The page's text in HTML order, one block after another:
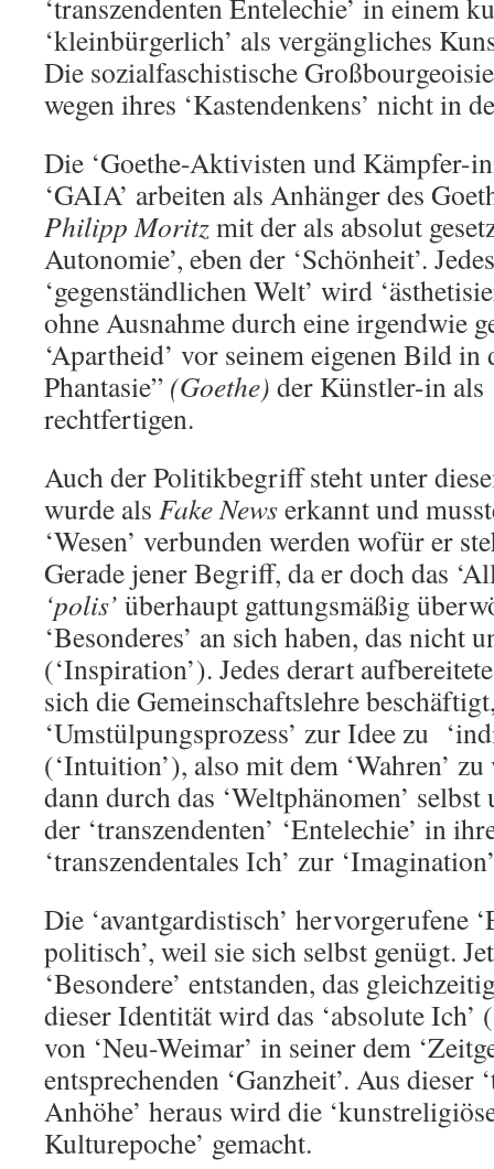
‘transzendenten Entelechie’ in einem
‘kleinbürgerlich’ als vergängliches
Die sozialfaschistische
wegen ihres ‘Kastendenkens’ nicht in
Die ‘Goethe-Aktivisten und Kämpfer-
‘GAIA’ arbeiten als Anhänger des
Philipp Moritzmit der als absolut
Autonomie’, eben der ‘Schönheit’.
‘gegenständlichen Welt’ wird
ohne Ausnahme durch eine irgendwie
‘Apartheid’ vor seinem eigenen Bild in
Phantasie” (Goethe) der Künstler-in als
rechtfertigen.
Auch der Politikbegriff steht unter
wurde als Fake Newserkannt und
‘Wesen’ verbunden werden wofür er
Gerade jener Begriff, da er doch das
‘polis’ überhaupt gattungsmäßig
‘Besonderes’ an sich haben, das nicht
(‘Inspiration’). Jedes derart
sich die Gemeinschaftslehre
‘Umstülpungsprozess’ zur Idee zu
(‘Intuition’), also mit dem ‘Wahren’
dann durch das ‘Weltphänomen’
der ‘transzendenten’ ‘Entelechie’ in
‘transzendentales Ich’ zur
Die ‘avantgardistisch’ hervorgerufene
politisch’, weil sie sich selbst genügt.
‘Besondere’ entstanden, das
dieser Identität wird das ‘absolute
von ‘Neu-Weimar’ in seiner dem
entsprechenden ‘Ganzheit’. Aus dieser
Anhöhe’ heraus wird die
Kulturepoche’ gemacht.